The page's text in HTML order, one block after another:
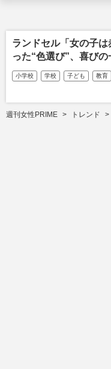
ランドセル「女の子
った“色選び”、喜びの
小学校 学校 子ども 教育
週刊女性PRIME トレンド